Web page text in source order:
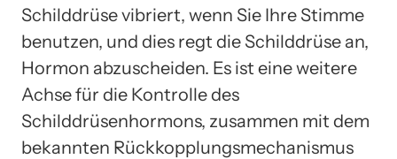
Schilddrüse vibriert, wenn Sie Ihre Stimme
benutzen, und dies regt die Schilddrüse an,
Hormon abzuscheiden. Es ist eine weitere
Achse für die Kontrolle des
Schilddrüsenhormons, zusammen mit dem
bekannten Rückkopplungsmechanismus